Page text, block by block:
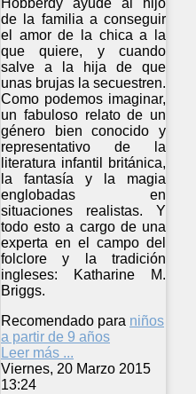
Hobberdy ayude al hijo
de la familia a conseguir
el amor de la chica a la
que quiere, y cuando
salve a la hija de que
unas brujas la secuestren.
Como podemos imaginar,
un fabuloso relato de un
género bien conocido y
representativo de la
literatura infantil británica,
la fantasía y la magia
englobadas en
situaciones realistas. Y
todo esto a cargo de una
experta en el campo del
folclore y la tradición
ingleses: Katharine M.
Briggs.
Recomendado para niños
a partir de 9 años
Leer más ...
Viernes, 20 Marzo 2015
13:24